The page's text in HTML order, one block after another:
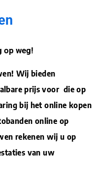
op weg!
Wij bieden
prijs voor die op
bij het online kopen
online op
rekenen wij u op
van uw